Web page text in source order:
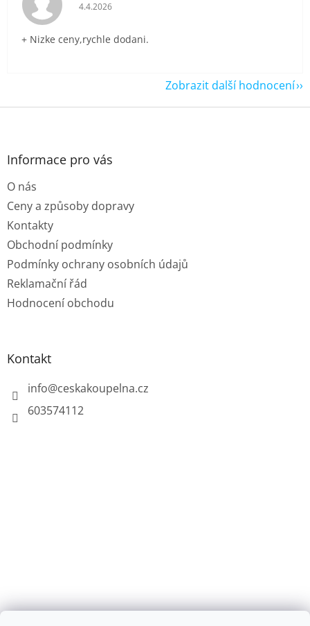
Hodnocení obchodu je 5 z 5 hvězdiček.
4.4.2026
+ Nizke ceny,rychle dodani.
Zobrazit další hodnocení
Z
Informace pro vás
O nás
Ceny a způsoby dopravy
Kontakty
Obchodní podmínky
Podmínky ochrany osobních údajů
Reklamační řád
Hodnocení obchodu
Kontakt
info@ceskakoupelna.cz
603574112